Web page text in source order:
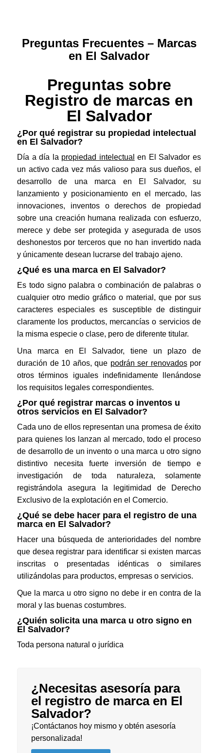
Preguntas Frecuentes – Marcas
en El Salvador
Preguntas sobre
Registro de marcas en
El Salvador
¿Por qué registrar su propiedad intelectual
en El Salvador?
Día a día la propiedad intelectual en El Salvador es
un activo cada vez más valioso para sus dueños, el
desarrollo de una marca en El Salvador, su
lanzamiento y posicionamiento en el mercado, las
innovaciones, inventos o derechos de propiedad
sobre una creación humana realizada con esfuerzo,
merece y debe ser protegida y asegurada de usos
deshonestos por terceros que no han invertido nada
y únicamente desean lucrarse del trabajo ajeno.
¿Qué es una marca en El Salvador?
Es todo signo palabra o combinación de palabras o
cualquier otro medio gráfico o material, que por sus
caracteres especiales es susceptible de distinguir
claramente los productos, mercancías o servicios de
la misma especie o clase, pero de diferente titular.
Una marca en El Salvador, tiene un plazo de
duración de 10 años, que podrán ser renovadospor
otros términos iguales indefinidamente llenándose
los requisitos legales correspondientes.
¿Por qué registrar marcas o inventos u
otros servicios en El Salvador?
Cada uno de ellos representan una promesa de éxito
para quienes los lanzan al mercado, todo el proceso
de desarrollo de un invento o una marca u otro signo
distintivo necesita fuerte inversión de tiempo e
investigación de toda naturaleza, solamente
registrándola asegura la legitimidad de Derecho
Exclusivo de la explotación en el Comercio.
¿Qué se debe hacer para el registro de una
marca en El Salvador?
Hacer una búsqueda de anterioridades del nombre
que desea registrar para identificar si existen marcas
inscritas o presentadas idénticas o similares
utilizándolas para productos, empresas o servicios.
Que la marca u otro signo no debe ir en contra de la
moral y las buenas costumbres.
¿Quién solicita una marca u otro signo en
El Salvador?
Toda persona natural o jurídica
¿Necesitas asesoría para
el registro de marca en El
Salvador?
¡Contáctanos hoy mismo y obtén asesoría
personalizada!